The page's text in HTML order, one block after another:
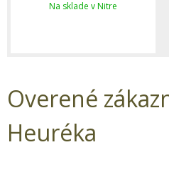
Na sklade v Nitre
Overené
Heuréka